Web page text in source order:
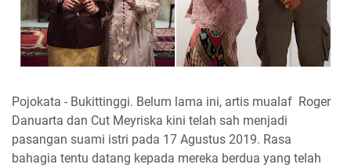
Pojokata - Bukittinggi. Belum lama ini, artis mualaf Roger
Danuarta dan Cut Meyriska kini telah sah menjadi
pasangan suami istri pada 17 Agustus 2019. Rasa
bahagia tentu datang kepada mereka berdua yang telah